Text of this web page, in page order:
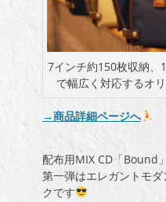
7インチ約150枚収納、
で幅広く対応するオ
→商品詳細ページへ
配布用MIX CD「Bound
第一弾はエレガントモ
クです